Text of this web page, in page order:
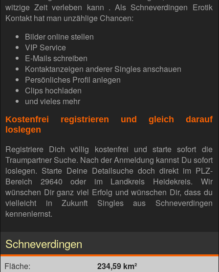
witzige Zeit verleben kann . Als Schneverdingen Erotik
Kontakt hat man unzählige Chancen:
Bilder online stellen
VIP Service
E-Mails schreiben
Kontaktanzeigen anderer Singles anschauen
Persönliches Profil anlegen
Clips hochladen
und vieles mehr
Kostenfrei registrieren und gleich darauf
loslegen
Registriere Dich völlig kostenfrei und starte sofort die
Traumpartner Suche. Nach der Anmeldung kannst Du sofort
loslegen. Starte Deine Detailsuche doch direkt im PLZ-
Bereich 29640 oder im Landkreis Heidekreis. Wir
wünschen Dir ganz viel Erfolg und wünschen Dir, dass du
vielleicht in Zukunft Singles aus Schneverdingen
kennenlernst.
Schneverdingen
Fläche:
234,59 km²